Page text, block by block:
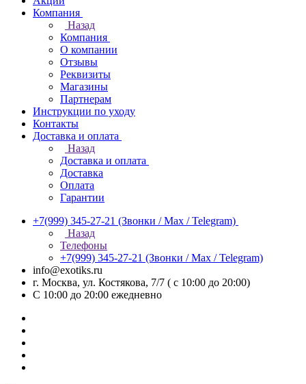
Компания
Назад
Компания
О компании
Отзывы
Реквизиты
Магазины
Партнерам
Инструкции по уходу
Контакты
Доставка и оплата
Назад
Доставка и оплата
Доставка
Оплата
Гарантии
+7(999) 345-27-21 (Звонки / Max / Telegram)
Назад
Телефоны
+7(999) 345-27-21 (Звонки / Max / Telegram)
info@exotiks.ru
г. Москва, ул. Костякова, 7/7 ( с 10:00 до 20:00)
С 10:00 до 20:00 ежедневно